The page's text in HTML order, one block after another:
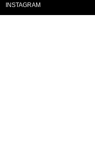
INSTAGRAM